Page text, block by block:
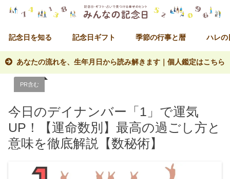
記念日を知る 記念日ギフト 季節の行事と暦 ハレの
あなたの流れを、生年月日から読み解きます｜個人鑑定はこちら
PR含む
今日のデイナンバー「1」で運気
UP！【運命数別】最高の過ごし方と
意味を徹底解説【数秘術】